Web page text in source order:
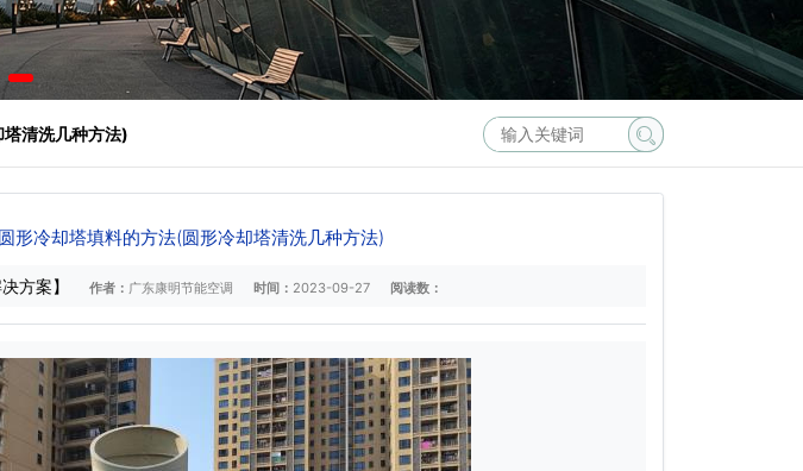
清洗几种方法)
形冷却塔填料的方法(圆形冷却塔清洗几种方法)
决方案】 作者： 广东康明节能空调 时间： 2023-09-27 阅读数：